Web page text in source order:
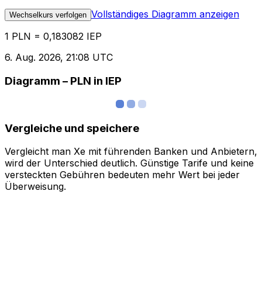
Wechselkurs verfolgen Vollständiges Diagramm anzeigen
1 PLN = 0,183082 IEP
6. Aug. 2026, 21:08 UTC
Diagramm – PLN in IEP
Vergleiche und speichere
Vergleicht man Xe mit führenden Banken und Anbietern,
wird der Unterschied deutlich. Günstige Tarife und keine
versteckten Gebühren bedeuten mehr Wert bei jeder
Überweisung.